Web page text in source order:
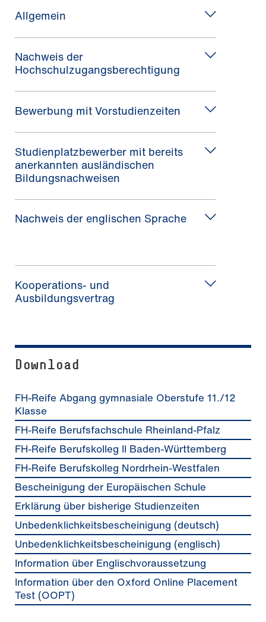
Allgemein
Nachweis der
Hochschulzugangsberechtigung
Bewerbung mit Vorstudienzeiten
Studienplatzbewerber mit bereits
anerkannten ausländischen
Bildungsnachweisen
Nachweis der englischen Sprache
Kooperations- und
Ausbildungsvertrag
Download
FH-Reife Abgang gymnasiale Oberstufe 11./12
Klasse
FH-Reife Berufsfachschule Rheinland-Pfalz
FH-Reife Berufskolleg II Baden-Württemberg
FH-Reife Berufskolleg Nordrhein-Westfalen
Bescheinigung der Europäischen Schule
Erklärung über bisherige Studienzeiten
Unbedenklichkeitsbescheinigung (deutsch)
Unbedenklichkeitsbescheinigung (englisch)
Information über Englischvoraussetzung
Information über den Oxford Online Placement
Test (OOPT)